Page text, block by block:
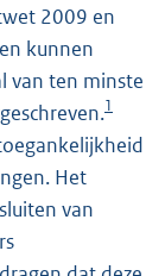
2009 en
kunnen
van ten minste
1
Het
van